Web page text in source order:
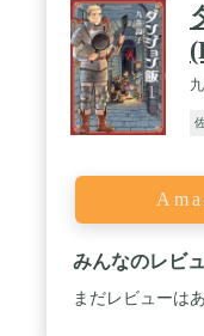
みんなのレビ
まだレビューは